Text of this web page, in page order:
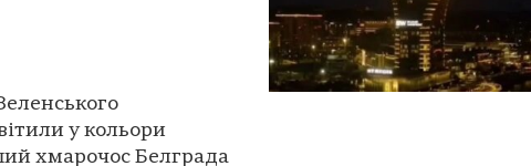
у кольори
хмарочос Белграда